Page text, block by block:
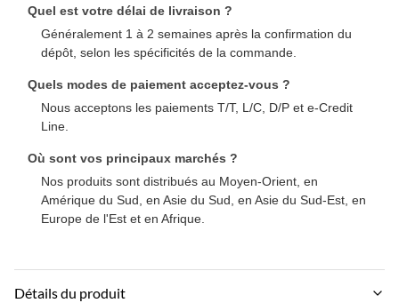
Quel est votre délai de livraison ?
Généralement 1 à 2 semaines après la confirmation du
dépôt, selon les spécificités de la commande.
Quels modes de paiement acceptez-vous ?
Nous acceptons les paiements T/T, L/C, D/P et e-Credit
Line.
Où sont vos principaux marchés ?
Nos produits sont distribués au Moyen-Orient, en
Amérique du Sud, en Asie du Sud, en Asie du Sud-Est, en
Europe de l'Est et en Afrique.
Détails du produit